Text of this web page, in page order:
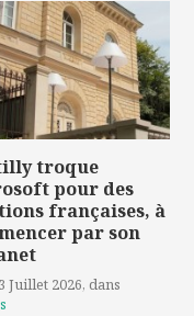
troque
pour des
françaises, à
par son
Juillet 2026, dans